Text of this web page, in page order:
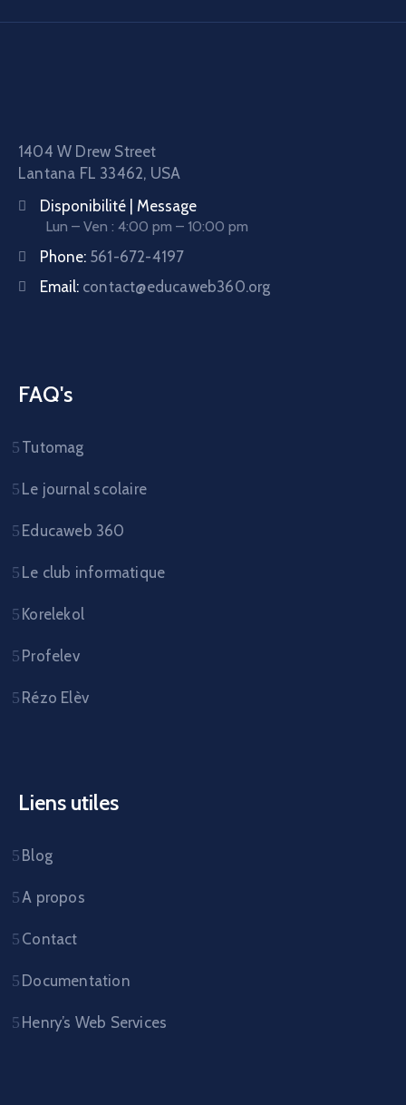
1404 W Drew Street
Lantana FL 33462, USA
Disponibilité | Message
Lun – Ven : 4:00 pm – 10:00 pm
Phone: 561-672-4197
Email: contact@educaweb360.org
FAQ's
Tutomag
Le journal scolaire
Educaweb 360
Le club informatique
Korelekol
Profelev
Rézo Elèv
Liens utiles
Blog
A propos
Contact
Documentation
Henry’s Web Services